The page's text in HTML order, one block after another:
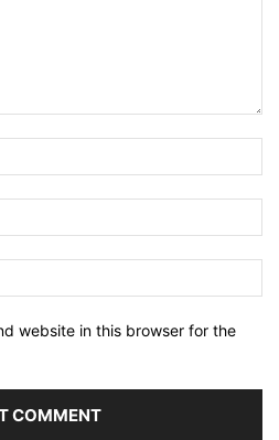
website in this browser for the